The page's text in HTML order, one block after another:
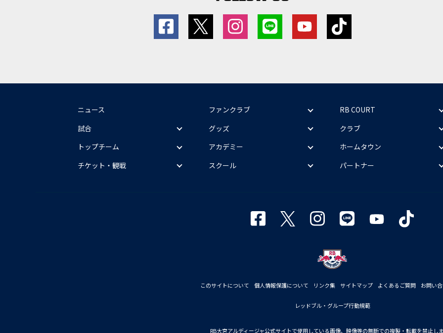
ニュース
試合
トップチーム
チケット・観戦
ファンクラブ
グッズ
アカデミー
スクール
RB COURT
クラブ
ホームタウン
パートナー
このサイトについて 個人情報保護について リンク集 サイトマップ よくあるご質問 お問い
レッドブル・グループ行動規範
RB大宮アルディージャ公式サイトで使用している画像、映像等の無断での複製・転載を禁止し